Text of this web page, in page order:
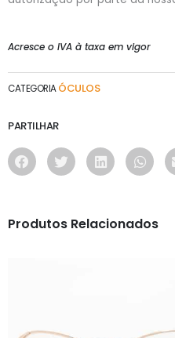
Acresce o IVA à taxa em vigor
CATEGORIA ÓCULOS
PARTILHAR
Produtos Relacionados